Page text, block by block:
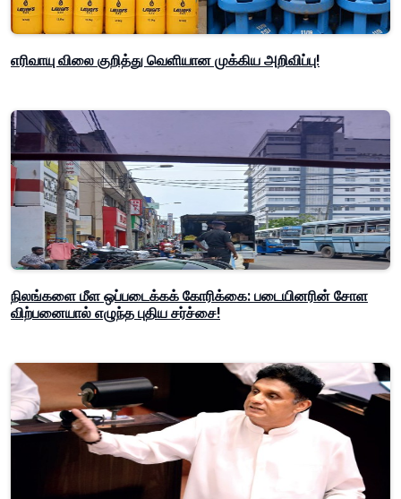
எரிவாயு விலை குறித்து வெளியான முக்கிய அறிவிப்பு!
நிலங்களை மீள ஒப்படைக்கக் கோரிக்கை: படையினரின் சோள
விற்பனையால் எழுந்த புதிய சர்ச்சை!